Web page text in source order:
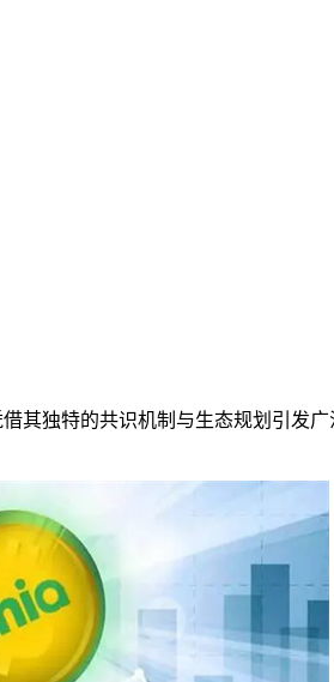
其独特的共识机制与生态规划引发